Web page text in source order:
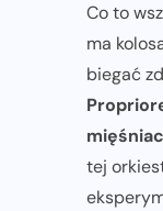
Co to
ma
biegać
tej